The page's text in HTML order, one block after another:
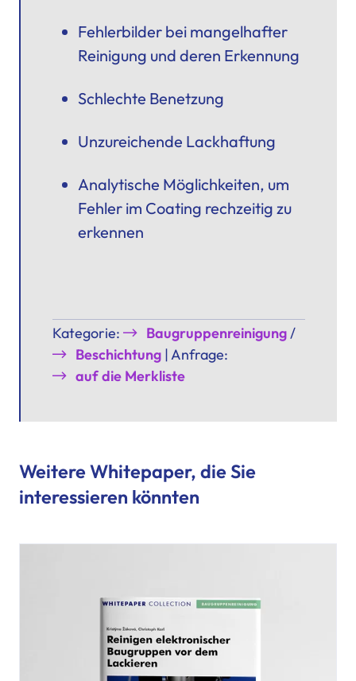
Fehlerbilder bei mangelhafter
Reinigung und deren Erkennung
Schlechte Benetzung
Unzureichende Lackhaftung
Analytische Möglichkeiten, um
Fehler im Coating rechzeitig zu
erkennen
Kategorie: Baugruppenreinigung/
Beschichtung| Anfrage:
auf die Merkliste
Weitere Whitepaper, die Sie
interessieren könnten